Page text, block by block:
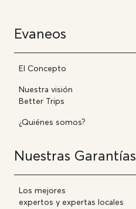
Evaneos
El Concepto
Nuestra visión
Better Trips
¿Quiénes somos?
Nuestras Garantías
Los mejores
expertos y expertas locales